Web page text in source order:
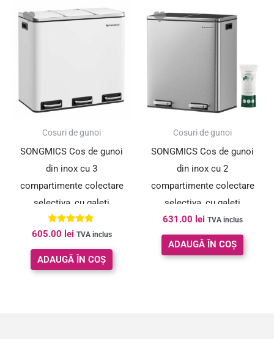
Cosuri de gunoi
SONGMICS Cos de gunoi
din inox cu 3
compartimente colectare
selectiva, cu galeti
interioare, 3x18litri,
62x32x56cm, alb
Evaluat la
5.00
din 5
605.00 lei TVA inclus
ADAUGĂ ÎN COȘ
Cosuri de gunoi
SONGMICS Cos de gunoi
din inox cu 2
compartimente colectare
selectiva, cu galeti
interioare, 2x30litri, argintiu
631.00 lei TVA inclus
ADAUGĂ ÎN COȘ